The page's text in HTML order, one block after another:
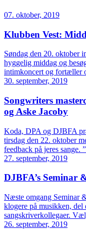
07. oktober, 2019
Klubben Vest:
Søndag den 20. oktober
hyggelig middag og
intimkoncert og fortæller
30. september, 2019
Songwriters
og Aske Jacoby
Koda, DPA og DJBFA
tirsdag den 22. oktober
feedback på jeres
27. september, 2019
DJBFA’s Seminar
Næste omgang Seminar
klogere på musikken,
sangskriverkollegaer.
26. september, 2019